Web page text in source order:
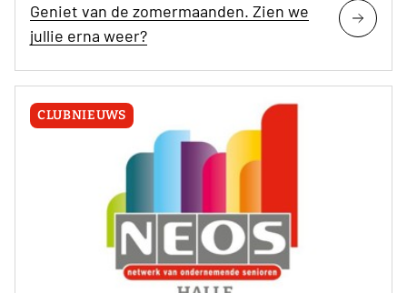
Geniet van de zomermaanden. Zien we
jullie erna weer?
CLUBNIEUWS